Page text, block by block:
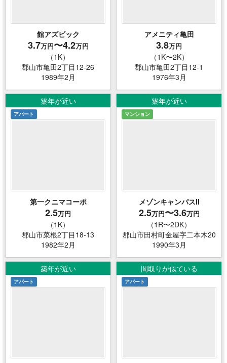
館アズビック
3.7万円〜4.2万円
（1K）
郡山市亀田2丁目12-26
1989年2月
アメニティ亀田
3.8万円
（1K〜2K）
郡山市亀田2丁目12-1
1976年3月
築年が近い
アパート
第一クニマコーポ
2.5万円
（1K）
郡山市菜根2丁目18-13
1982年2月
築年が近い
マンション
メゾンキャンパスII
2.5万円〜3.6万円
（1R〜2DK）
郡山市田村町金屋字二本木20
1990年3月
築年が近い
アパート
間取りが似ている
アパート